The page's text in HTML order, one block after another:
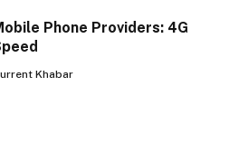
Phone Providers: 4G
Khabar